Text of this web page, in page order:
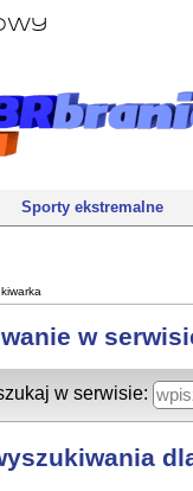
Sporty ekstremalne
w
w serwisie: